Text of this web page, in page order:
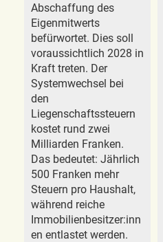
Abschaffung des
Eigenmitwerts
befürwortet. Dies soll
voraussichtlich 2028 in
Kraft treten. Der
Systemwechsel bei
den
Liegenschaftssteuern
kostet rund zwei
Milliarden Franken.
Das bedeutet: Jährlich
500 Franken mehr
Steuern pro Haushalt,
während reiche
Immobilienbesitzer:inn
en entlastet werden.